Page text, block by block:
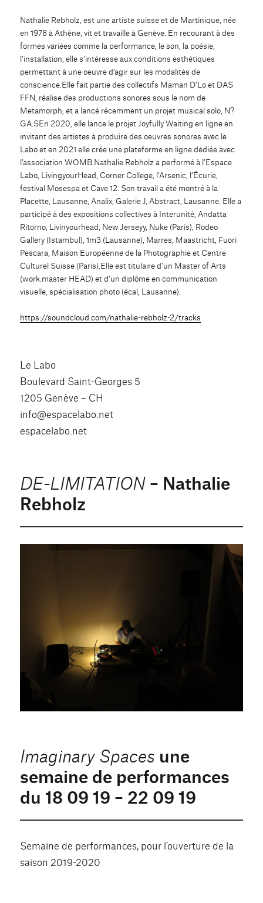
Nathalie Rebholz, est une artiste suisse et de Martinique, née
en 1978 à Athène, vit et travaille à Genève. En recourant à des
formes variées comme la performance, le son, la poésie,
l’installation, elle s’intéresse aux conditions esthétiques
permettant à une oeuvre d’agir sur les modalités de
conscience.Elle fait partie des collectifs Maman D’Lo et DAS
FFN, réalise des productions sonores sous le nom de
Metamorph, et a lancé récemment un projet musical solo, N?
GA.SEn 2020, elle lance le projet Joyfully Waiting en ligne en
invitant des artistes à produire des oeuvres sonores avec le
Labo et en 2021 elle crée une plateforme en ligne dédiée avec
l’association WOMB.Nathalie Rebholz a performé à l’Espace
Labo, LivingyourHead, Corner College, l’Arsenic, l’Écurie,
festival Mosespa et Cave 12. Son travail a été montré à la
Placette, Lausanne, Analix, Galerie J, Abstract, Lausanne. Elle a
participé à des expositions collectives à Interunité, Andatta
Ritorno, Livinyourhead, New Jerseyy, Nuke (Paris), Rodeo
Gallery (Istambul), 1m3 (Lausanne), Marres, Maastricht, Fuori
Pescara, Maison Européenne de la Photographie et Centre
Culturel Suisse (Paris).Elle est titulaire d’un Master of Arts
(work.master HEAD) et d’un diplôme en communication
visuelle, spécialisation photo (écal, Lausanne).
https://soundcloud.com/nathalie-rebholz-2/tracks
Le Labo
Boulevard Saint-Georges 5
1205 Genève – CH
info@espacelabo.net
espacelabo.net
DE-LIMITATION – Nathalie
Rebholz
Imaginary Spaces une
semaine de performances
du 18 09 19 – 22 09 19
Semaine de performances, pour l’ouverture de la
saison 2019-2020